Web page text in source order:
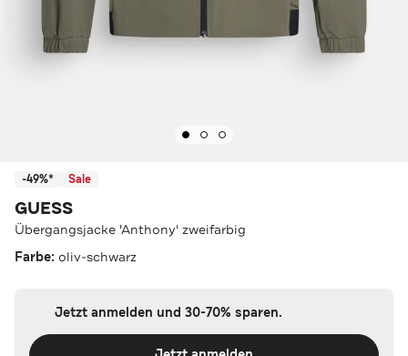
-49%* Sale
GUESS
Übergangsjacke 'Anthony' zweifarbig
Farbe: oliv-schwarz
Jetzt anmelden und 30-70% sparen.